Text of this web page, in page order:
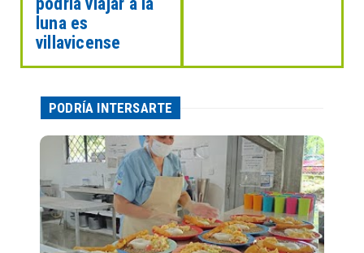
luna es
villavicense
PODRÍA INTERSARTE